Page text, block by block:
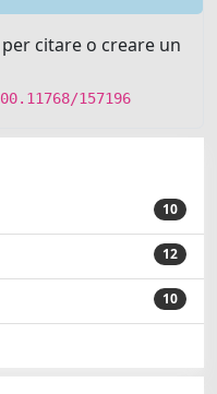
citare o creare un
157196
10
12
10